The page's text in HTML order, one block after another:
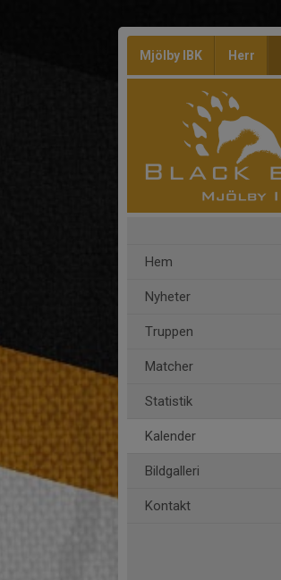
Mjölby IBK Herr
Hem
Nyheter
Truppen
Matcher
Statistik
Kalender
Bildgalleri
Kontakt